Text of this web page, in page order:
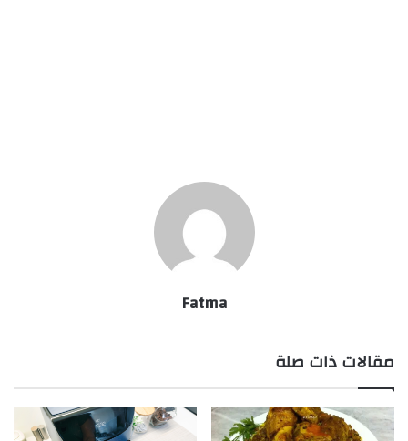
Fatma
مقالات ذات صلة